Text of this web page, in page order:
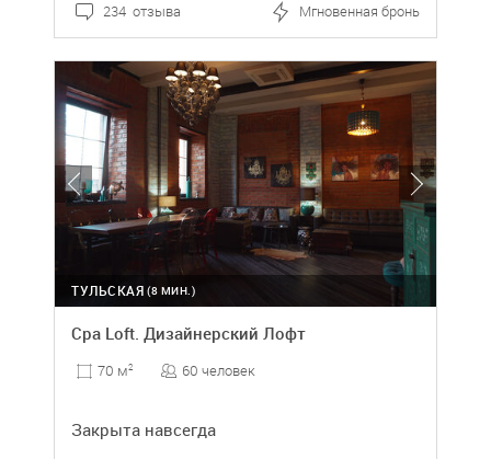
234 отзыва Мгновенная бронь
(8 МИН.)
ТУЛЬСКАЯ
Cpa Loft. Дизайнерский Лофт
70 м2 60 человек
Закрыта навсегда